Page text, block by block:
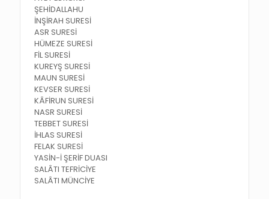
ŞEHİDALLAHU
İNŞİRAH SURESİ
ASR SURESİ
HÜMEZE SURESİ
FİL SURESİ
KUREYŞ SURESİ
MAUN SURESİ
KEVSER SURESİ
KÂFİRUN SURESİ
NASR SURESİ
TEBBET SURESİ
İHLAS SURESİ
FELAK SURESİ
YASİN-İ ŞERİF DUASI
SALÂTI TEFRİCİYE
SALÂTI MÜNCİYE